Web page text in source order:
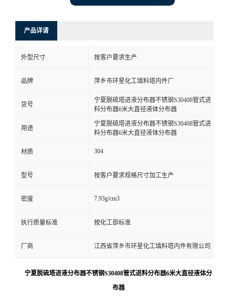
产品详请
外型尺寸 按客户要求生产
品牌 萍乡市环星化工填料塔内件厂
货号
宁夏脱硫塔进液分布器不锈钢S30408管式进
料分布器6米大直径液体分布器
用途
宁夏脱硫塔进液分布器不锈钢S30408管式进
料分布器6米大直径液体分布器
材质 304
型号 按客户要求规格尺寸加工生产
密度 7.93g/cm3
执行质量标准 按化工部标准
厂商 江西省萍乡市环星化工填料塔内件有限公司
宁夏脱硫塔进液分布器不锈钢S30408管式进料分布器6米大直径液体分
布器